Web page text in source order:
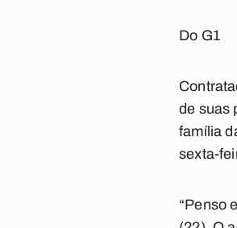
Do G1
de suas
família
sexta-
“Penso